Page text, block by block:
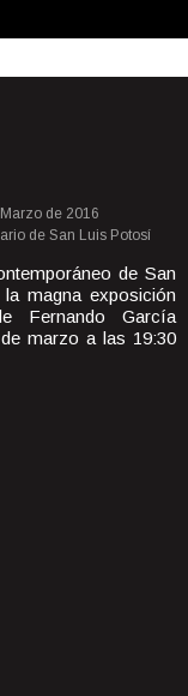
de 2016
de San Luis Potosí
de San
magna exposición
Fernando García
marzo a las 19:30